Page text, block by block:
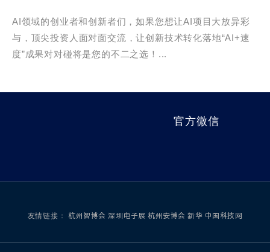
AI领域的创业者和创新者们，如果您想让AI项目大放异彩
与，顶尖投资人面对面交流，让创新技术转化落地“AI+速
度”成果对对碰将是您的不二之选！...
官方微信
友情链接：杭州智博会 深圳电子展杭州安博会新华 中国科技网